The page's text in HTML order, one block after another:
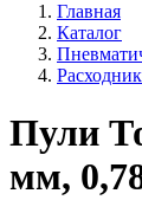
Главная
Каталог
Пули
мм,